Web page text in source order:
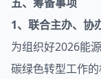
1、联合主办、协
为组织好2026能
碳绿色转型工作